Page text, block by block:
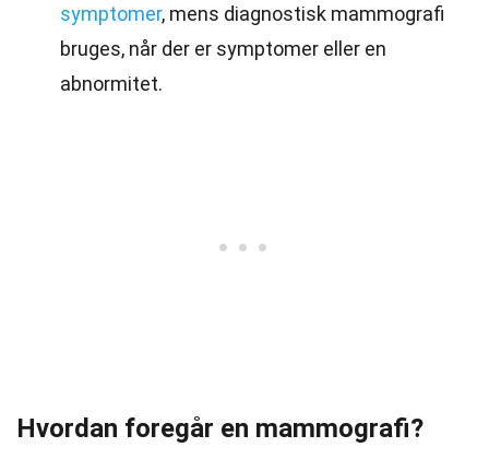
symptomer, mens diagnostisk mammografi
bruges, når der er symptomer eller en
abnormitet.
Hvordan foregår en mammografi?